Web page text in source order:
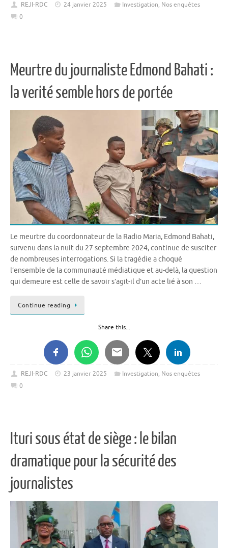
REJI-RDC 24 janvier 2025 Investigation, Nos enquêtes
0
Meurtre du journaliste Edmond Bahati :
la verité semble hors de portée
Le meurtre du coordonnateur de la Radio Maria, Edmond Bahati,
survenu dans la nuit du 27 septembre 2024, continue de susciter
de nombreuses interrogations. Si la tragédie a choqué
l’ensemble de la communauté médiatique et au-delà, la question
qui demeure est celle de savoir s’agit-il d’un acte lié à son …
Continue reading
Share this...
REJI-RDC 23 janvier 2025 Investigation, Nos enquêtes
0
Ituri sous état de siège : le bilan
dramatique pour la sécurité des
journalistes